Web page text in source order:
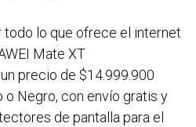
lo que ofrece el internet
Mate XT
precio de $14.999.900
o Negro, con envío gratis y
de pantalla para el